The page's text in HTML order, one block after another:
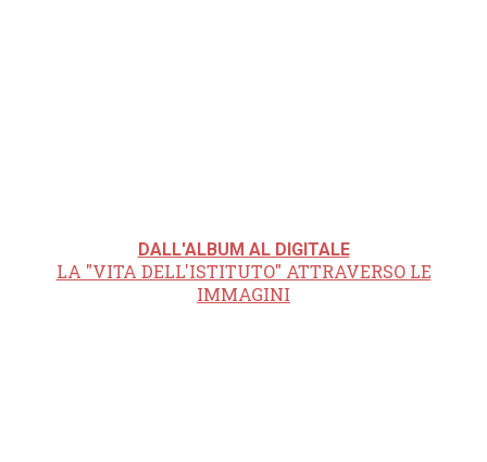
DALL'ALBUM AL DIGITALE
LA "VITA DELL'ISTITUTO" ATTRAVERSO LE
IMMAGINI